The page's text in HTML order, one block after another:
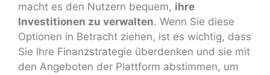
macht es den Nutzern bequem, ihre
Investitionen zu verwalten. Wenn Sie diese
Optionen in Betracht ziehen, ist es wichtig, dass
Sie Ihre Finanzstrategie überdenken und sie mit
den Angeboten der Plattform abstimmen, um